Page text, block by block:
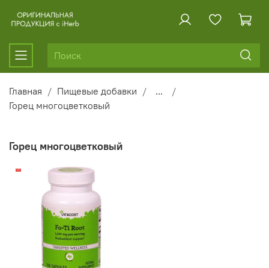
Главная Пищевые добавки
...
Горец многоцветковый
Горец многоцветковый
-16%